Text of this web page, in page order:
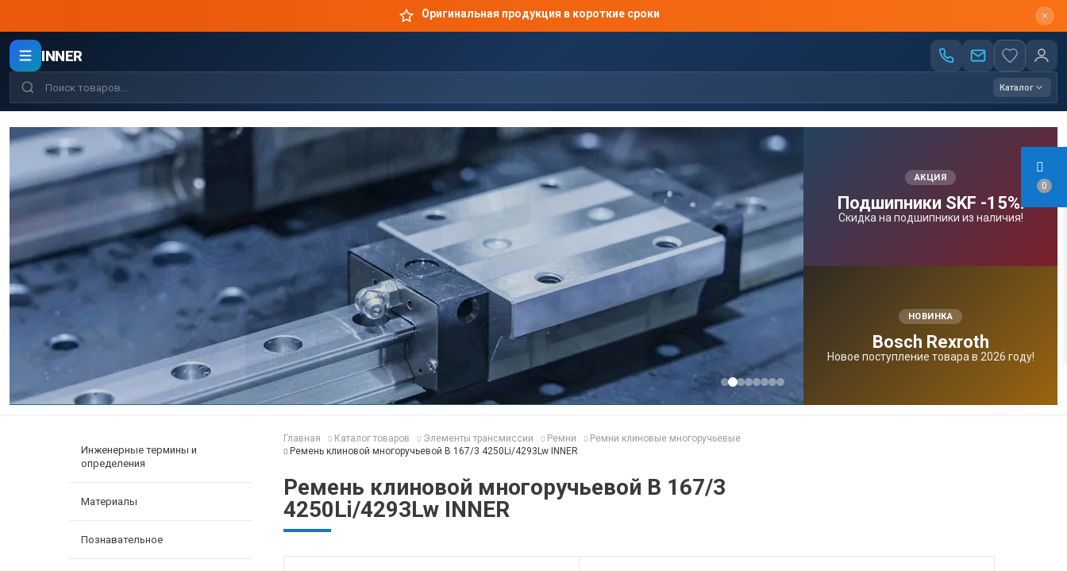
0
Оригинальная продукция в короткие сроки
INNER
Каталог
АКЦИЯ
Подшипники SKF -15%!
Скидка на подшипники из наличия!
НОВИНКА
Bosсh Rexroth
Новое поступление товара в 2026 году!
Инженерные термины и
определения
Материалы
Познавательное
Главная Каталог товаров Элементы трансмиссии Ремни
Ремни клиновые многоручьевые
Ремень клиновой многоручьевой B 167/3 4250Li/4293Lw INNER
Ремень клиновой многоручьевой B 167/3
4250Li/4293Lw INNER